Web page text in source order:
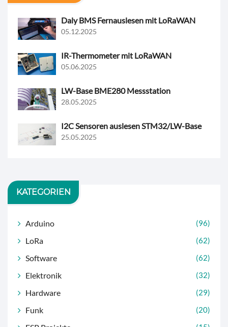
Daly BMS Fernauslesen mit LoRaWAN
05.12.2025
IR-Thermometer mit LoRaWAN
05.06.2025
LW-Base BME280 Messstation
28.05.2025
I2C Sensoren auslesen STM32/LW-Base
25.05.2025
KATEGORIEN
Arduino (96)
LoRa (62)
Software (62)
Elektronik (32)
Hardware (29)
Funk (20)